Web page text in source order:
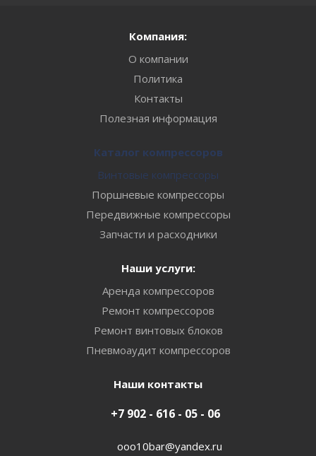
Компания:
О компании
Политика
Контакты
Полезная информация
Каталог компрессоров
Винтовые компрессоры
Поршневые компрессоры
Передвижные компрессоры
Запчасти и расходники
Наши услуги:
Аренда компрессоров
Ремонт компрессоров
Ремонт винтовых блоков
Пневмоаудит компрессоров
Наши контакты
+7 902 - 616 - 05 - 06
ooo10bar@yandex.ru